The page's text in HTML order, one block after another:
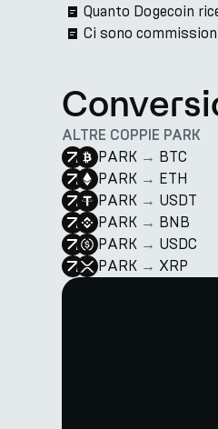
Quanto Dogecoin
Ci sono
ALTRE COPPIE PARK
PARK → BTC
PARK → ETH
PARK → USDT
PARK → BNB
PARK → USDC
PARK → XRP